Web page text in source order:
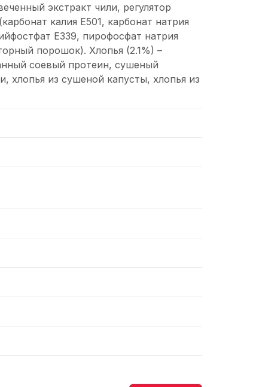
экстракт чили, регулятор
калия Е501, карбонат натрия
Е339, пирофосфат натрия
порошок). Хлопья (2.1%) –
соевый протеин, сушеный
хлопья из сушеной капусты, хлопья из